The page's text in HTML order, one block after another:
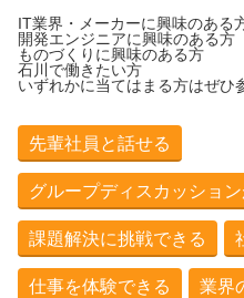
IT業界・メーカーに興味のある
開発エンジニアに興味のある方
ものづくりに興味のある方
石川で働きたい方
いずれかに当てはまる方はぜひ
先輩社員と話せる
グループディスカッショ
課題解決に挑戦できる
仕事を体験できる 業界